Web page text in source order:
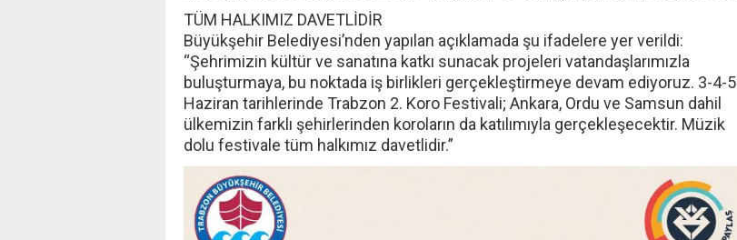
TÜM HALKIMIZ DAVETLİDİR
Büyükşehir Belediyesi’nden yapılan açıklamada şu ifadelere yer verildi:
“Şehrimizin kültür ve sanatına katkı sunacak projeleri vatandaşlarımızla
buluşturmaya, bu noktada iş birlikleri gerçekleştirmeye devam ediyoruz. 3-4-5
Haziran tarihlerinde Trabzon 2. Koro Festivali; Ankara, Ordu ve Samsun dahil
ülkemizin farklı şehirlerinden koroların da katılımıyla gerçekleşecektir. Müzik
dolu festivale tüm halkımız davetlidir.”